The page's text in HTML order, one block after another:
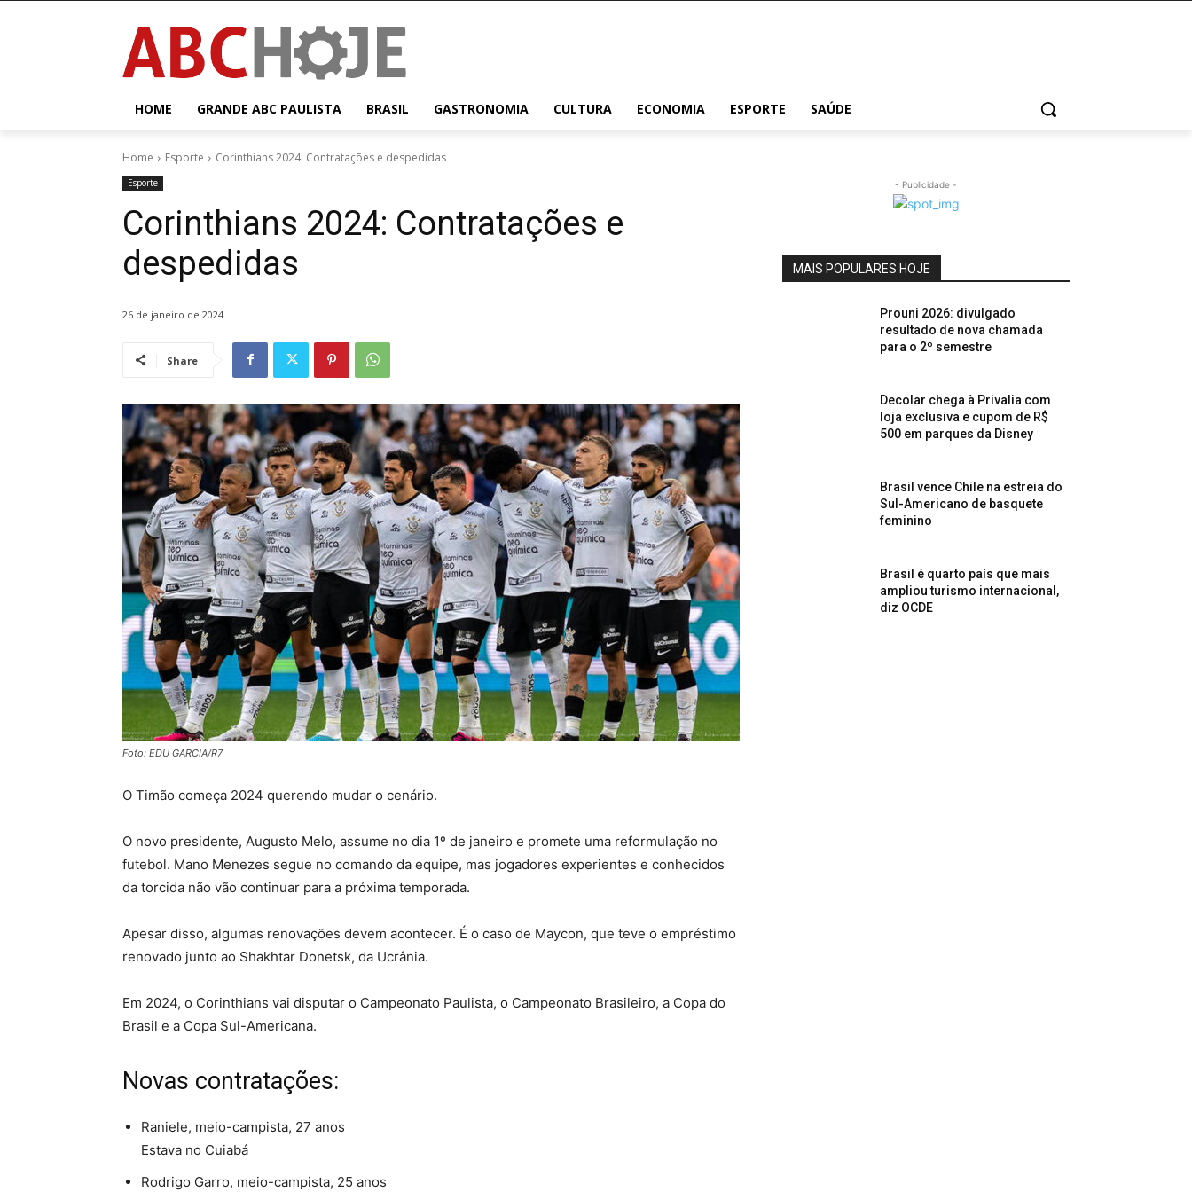
HOME GRANDE ABC PAULISTA BRASIL GASTRONOMIA CULTURA ECONOMIA ESPORTE SAÚDE
Home Esporte Corinthians 2024: Contratações e despedidas
Esporte
Corinthians 2024: Contratações e
despedidas
26 de janeiro de 2024
Share
Foto: EDU GARCIA/R7
O Timão começa 2024 querendo mudar o cenário.
O novo presidente, Augusto Melo, assume no dia 1º de janeiro e promete uma reformulação no
futebol. Mano Menezes segue no comando da equipe, mas jogadores experientes e conhecidos
da torcida não vão continuar para a próxima temporada.
Apesar disso, algumas renovações devem acontecer. É o caso de Maycon, que teve o empréstimo
renovado junto ao Shakhtar Donetsk, da Ucrânia.
Em 2024, o Corinthians vai disputar o Campeonato Paulista, o Campeonato Brasileiro, a Copa do
Brasil e a Copa Sul-Americana.
Novas contratações:
Raniele, meio-campista, 27 anos
Estava no Cuiabá
Rodrigo Garro, meio-campista, 25 anos
- Publicidade -
MAIS POPULARES HOJE
Prouni 2026: divulgado
resultado de nova chamada
para o 2º semestre
Decolar chega à Privalia com
loja exclusiva e cupom de R$
500 em parques da Disney
Brasil vence Chile na estreia do
Sul-Americano de basquete
feminino
Brasil é quarto país que mais
ampliou turismo internacional,
diz OCDE